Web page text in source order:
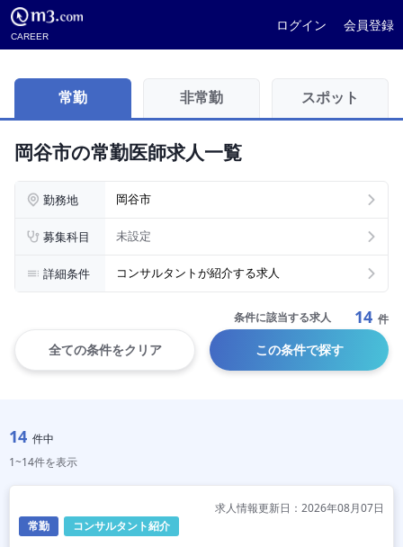
CAREER
ログイン 会員登録
常勤 非常勤 スポット
岡谷市の常勤医師求人一覧
勤務地 岡谷市
募集科目 未設定
詳細条件 コンサルタントが紹介する求人
条件に該当する求人 14 件
全ての条件をクリア この条件で探す
14 件中
1~14件を表示
常勤 コンサルタント紹介
求人情報更新日：2026年08月07日